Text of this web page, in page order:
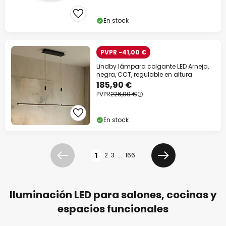
En stock
PVPR -41,00 €
Lindby lámpara colgante LED Arneja,
negra, CCT, regulable en altura
185,90 €
PVPR226,90 €
En stock
Anterior 1 2 3 ... 166
Siguiente
Iluminación LED para salones, cocinas y
espacios funcionales